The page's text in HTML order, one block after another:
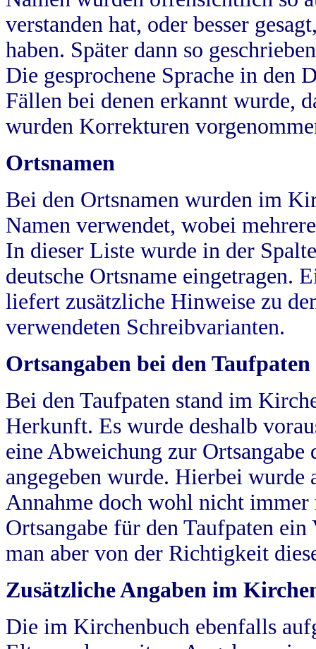
verstanden hat, oder besser
haben. Später dann so
Die gesprochene Sprache in
Fällen bei denen erkannt wurde,
wurden Korrekturen
Ortsnamen
Bei den Ortsnamen wurden im
Namen verwendet, wobei
In dieser Liste wurde in der
deutsche Ortsname eingetragen.
liefert zusätzliche Hinweise zu
verwendeten Schreibvarianten.
Ortsangaben bei den Taufpaten
Bei den Taufpaten stand im
Herkunft. Es wurde deshalb
eine Abweichung zur
angegeben wurde. Hierbei wurde
Annahme doch wohl nicht
Ortsangabe für den Taufpaten
man aber von der Richtigkeit
Zusätzliche Angaben im
Die im Kirchenbuch ebenfalls